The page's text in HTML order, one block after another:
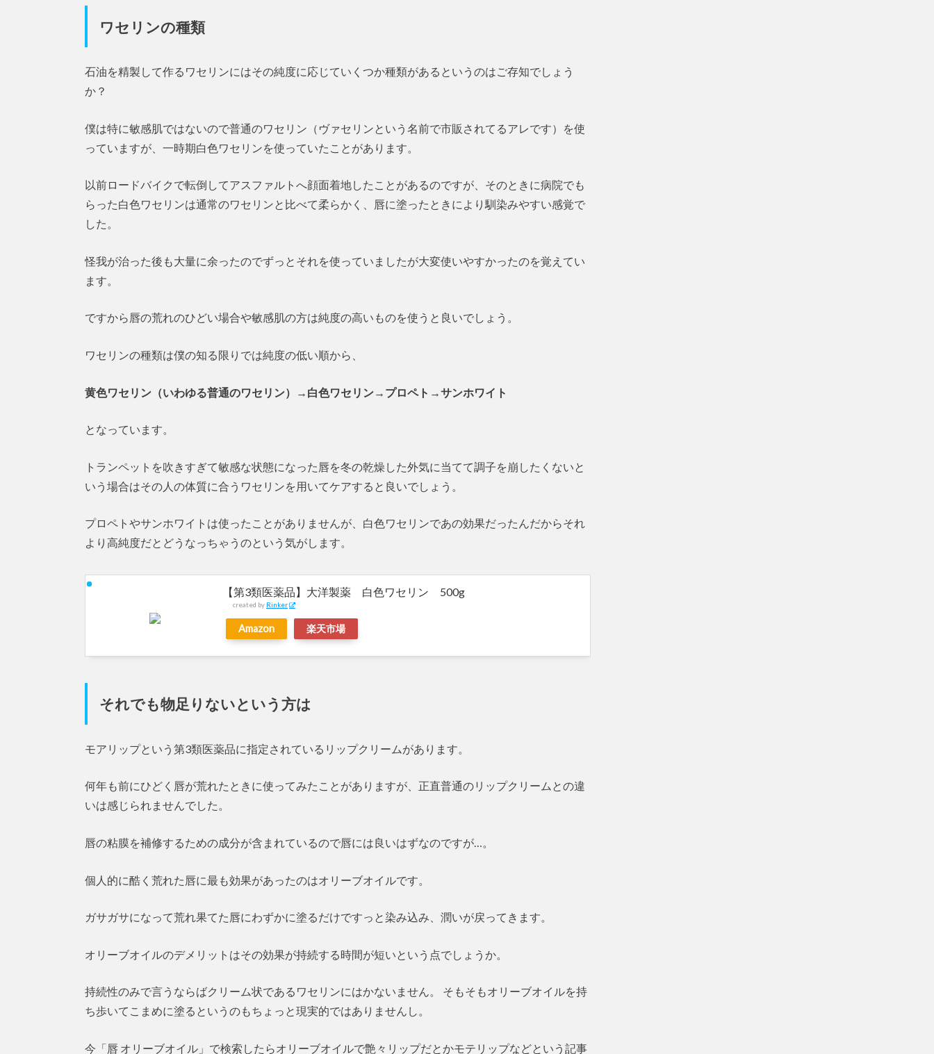
ワセリンの種類
石油を精製して作るワセリンにはその純度に応じていくつか種類があるというのはご存知でしょう
か？
僕は特に敏感肌ではないので普通のワセリン（ヴァセリンという名前で市販されてるアレです）を使
っていますが、一時期白色ワセリンを使っていたことがあります。
以前ロードバイクで転倒してアスファルトへ顔面着地したことがあるのですが、そのときに病院でも
らった白色ワセリンは通常のワセリンと比べて柔らかく、唇に塗ったときにより馴染みやすい感覚で
した。
怪我が治った後も大量に余ったのでずっとそれを使っていましたが大変使いやすかったのを覚えてい
ます。
ですから唇の荒れのひどい場合や敏感肌の方は純度の高いものを使うと良いでしょう。
ワセリンの種類は僕の知る限りでは純度の低い順から、
黄色ワセリン（いわゆる普通のワセリン）→白色ワセリン→プロペト→サンホワイト
となっています。
トランペットを吹きすぎて敏感な状態になった唇を冬の乾燥した外気に当てて調子を崩したくないと
いう場合はその人の体質に合うワセリンを用いてケアすると良いでしょう。
プロペトやサンホワイトは使ったことがありませんが、白色ワセリンであの効果だったんだからそれ
より高純度だとどうなっちゃうのという気がします。
【第3類医薬品】大洋製薬 白色ワセリン 500g
created by Rinker
Amazon 楽天市場
それでも物足りないという方は
モアリップという第3類医薬品に指定されているリップクリームがあります。
何年も前にひどく唇が荒れたときに使ってみたことがありますが、正直普通のリップクリームとの違
いは感じられませんでした。
唇の粘膜を補修するための成分が含まれているので唇には良いはずなのですが…。
個人的に酷く荒れた唇に最も効果があったのはオリーブオイルです。
ガサガサになって荒れ果てた唇にわずかに塗るだけですっと染み込み、潤いが戻ってきます。
オリーブオイルのデメリットはその効果が持続する時間が短いという点でしょうか。
持続性のみで言うならばクリーム状であるワセリンにはかないません。 そもそもオリーブオイルを持
ち歩いてこまめに塗るというのもちょっと現実的ではありませんし。
今「唇 オリーブオイル」で検索したらオリーブオイルで艶々リップだとかモテリップなどという記事